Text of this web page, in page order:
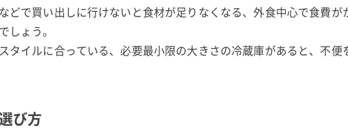
どで買い出しに行けないと食材が足りなくなる、外食中心で食費が
しょう。
タイルに合っている、必要最小限の大きさの冷蔵庫があると、不便
び方